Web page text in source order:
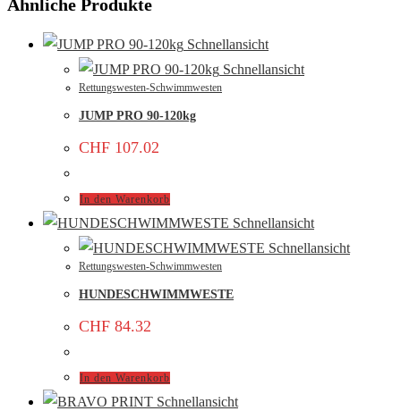
Ähnliche Produkte
Schnellansicht
Schnellansicht
Rettungswesten-Schwimmwesten
JUMP PRO 90-120kg
CHF 107.02
In den Warenkorb
Schnellansicht
Schnellansicht
Rettungswesten-Schwimmwesten
HUNDESCHWIMMWESTE
CHF 84.32
In den Warenkorb
Schnellansicht